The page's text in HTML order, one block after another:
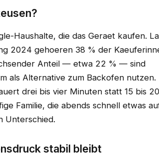
Haushalte, die das Geraet kaufen.
2024 gehoeren 38 % der
Anteil — etwa 22 % — sind
als Alternative zum Backofen nutzen.
drei bis vier Minuten statt 15 bis 20
Familie, die abends schnell etwas
Unterschied.
stabil bleibt